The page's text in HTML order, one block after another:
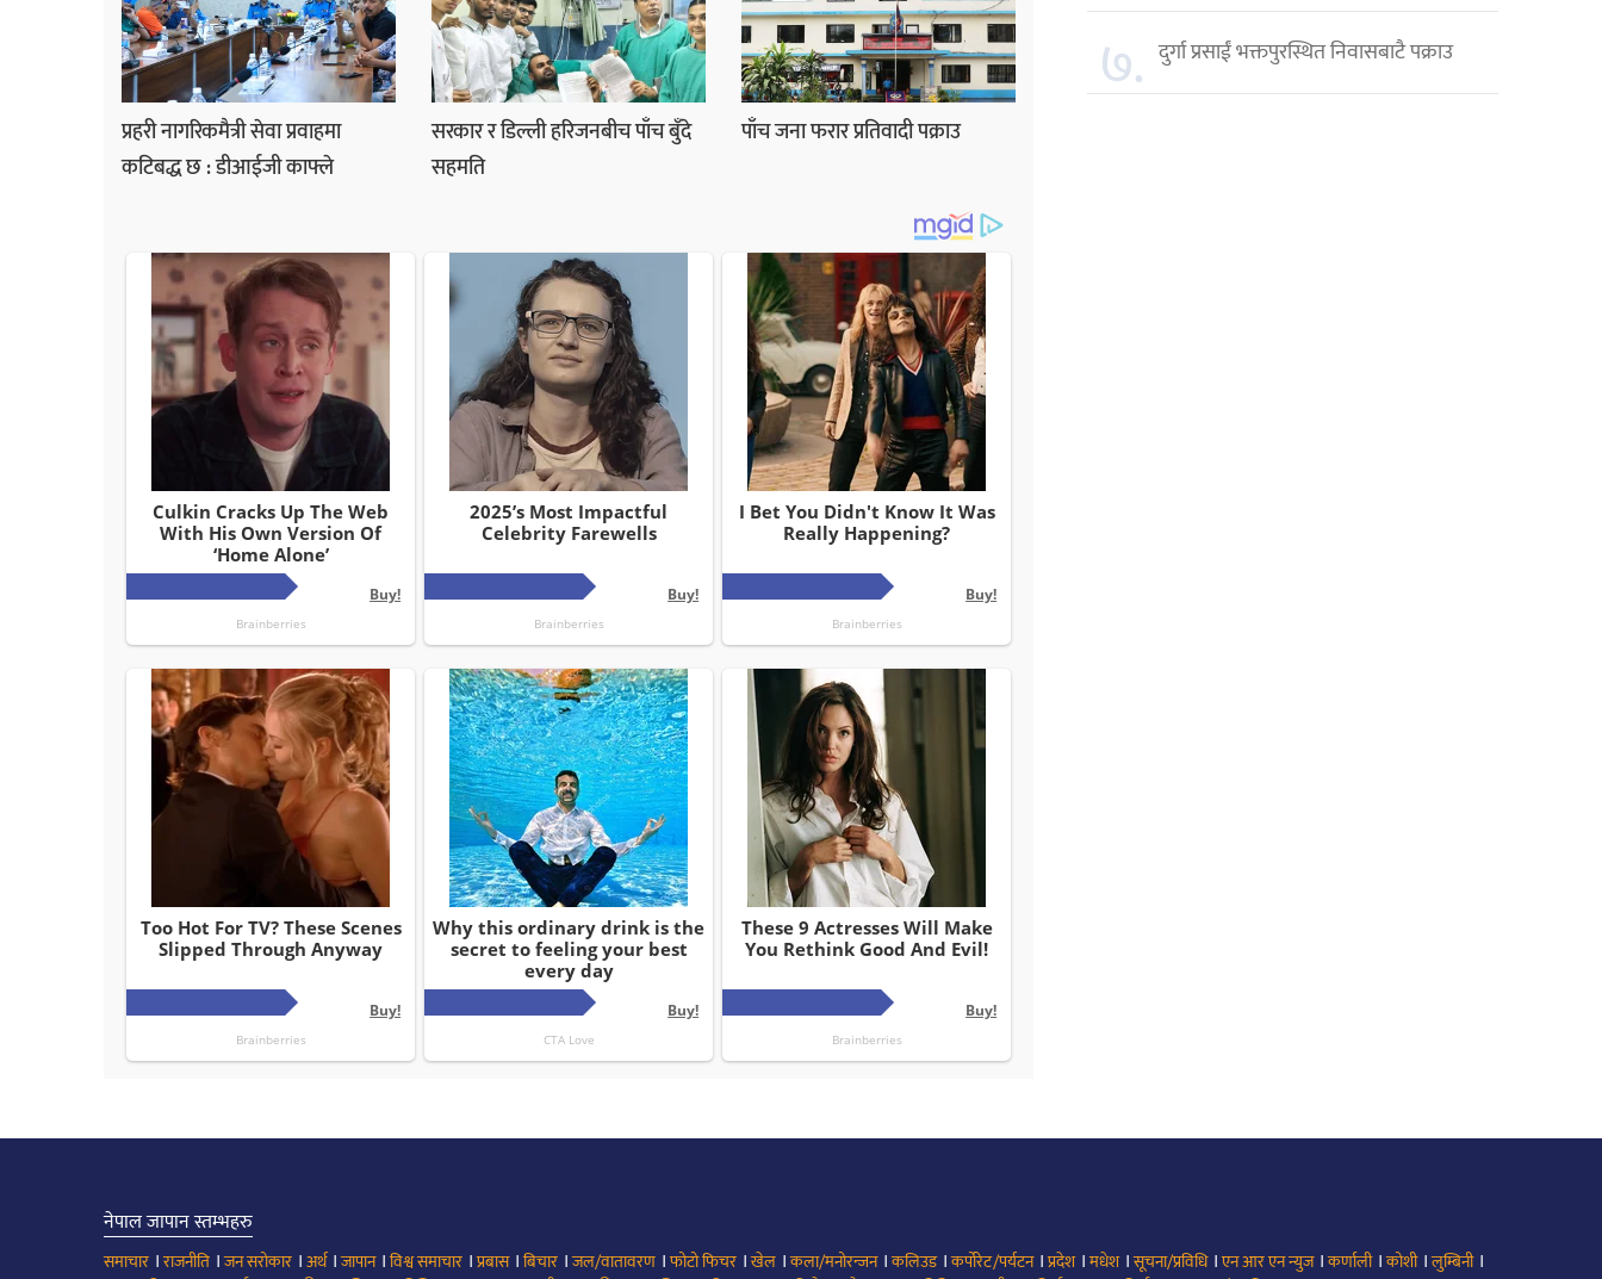
प्रहरी नागरिकमैत्री सेवा प्रवाहमा
कटिबद्ध छ : डीआईजी काफ्ले
सरकार र डिल्ली हरिजनबीच पाँच बुँदे
सहमति
पाँच जना फरार प्रतिवादी पक्राउ
७. दुर्गा प्रसाईं भक्तपुरस्थित निवासबाटै पक्राउ
नेपाल जापान स्तम्भहरु
समाचार ।राजनीति ।जन सरोकार ।अर्थ।जापान।विश्व समाचार ।प्रबास।बिचार ।जल/वातावरण ।फोटो फिचर ।खेल ।कला/मनोरन्जन।कलिउड।कर्पोरेट/पर्यटन।प्रदेश।मधेश।सूचना/प्रविधि।एन आर एन न्युज।कर्णाली।कोशी।लुम्बिनी।